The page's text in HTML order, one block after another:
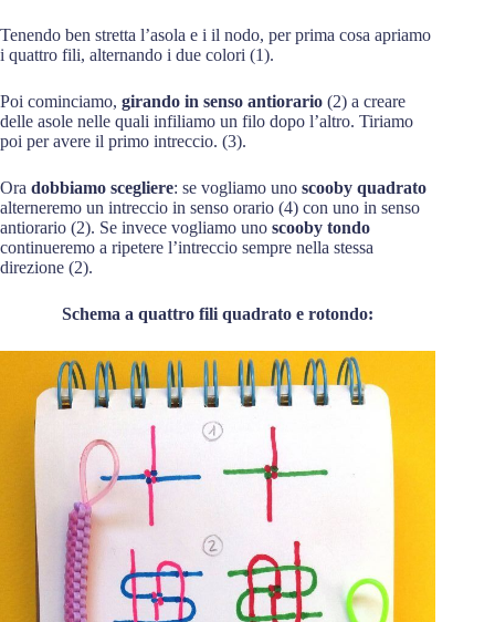
Tenendo ben stretta l’asola e i il nodo, per prima cosa apriamo
i quattro fili, alternando i due colori (1).
Poi cominciamo, girando in senso antiorario (2) a creare
delle asole nelle quali infiliamo un filo dopo l’altro. Tiriamo
poi per avere il primo intreccio. (3).
Ora dobbiamo scegliere: se vogliamo uno scooby quadrato
alterneremo un intreccio in senso orario (4) con uno in senso
antiorario (2). Se invece vogliamo uno scooby tondo
continueremo a ripetere l’intreccio sempre nella stessa
direzione (2).
Schema a quattro fili quadrato e rotondo: